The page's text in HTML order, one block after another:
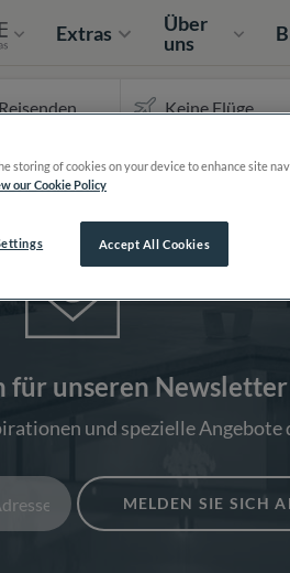
Extras
Über
uns
für unseren
und spezielle
MELDEN SIE SICH
storing of cookies on your device to enhance site
our Cookie Policy
Accept All Cookies